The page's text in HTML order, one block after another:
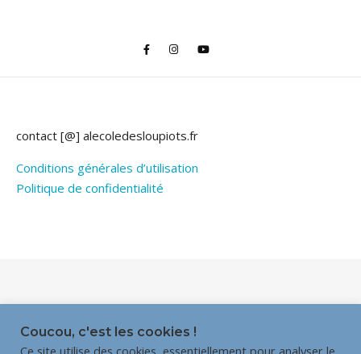
contact [@] alecoledesloupiots.fr
Conditions générales d’utilisation
Politique de confidentialité
Coucou, c'est les cookies !
Ce site utilise des cookies, essentiellement pour analyser le